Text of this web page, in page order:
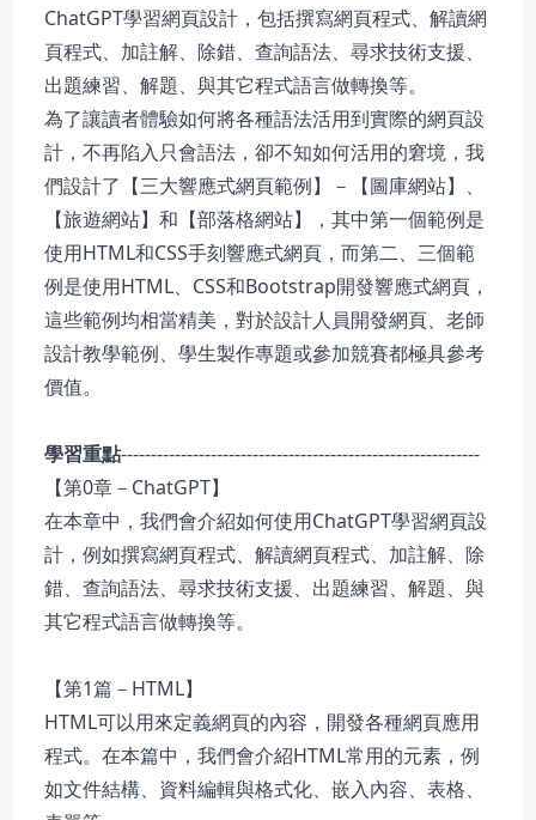
ChatGPT學習網頁設計，包括撰寫網頁程式、解讀網
頁程式、加註解、除錯、查詢語法、尋求技術支援、
出題練習、解題、與其它程式語言做轉換等。
為了讓讀者體驗如何將各種語法活用到實際的網頁設
計，不再陷入只會語法，卻不知如何活用的窘境，我
們設計了【三大響應式網頁範例】－【圖庫網站】、
【旅遊網站】和【部落格網站】，其中第一個範例是
使用HTML和CSS手刻響應式網頁，而第二、三個範
例是使用HTML、CSS和Bootstrap開發響應式網頁，
這些範例均相當精美，對於設計人員開發網頁、老師
設計教學範例、學生製作專題或參加競賽都極具參考
價值。
學習重點------------------------------------------------------------
【第0章－ChatGPT】
在本章中，我們會介紹如何使用ChatGPT學習網頁設
計，例如撰寫網頁程式、解讀網頁程式、加註解、除
錯、查詢語法、尋求技術支援、出題練習、解題、與
其它程式語言做轉換等。
【第1篇－HTML】
HTML可以用來定義網頁的內容，開發各種網頁應用
程式。在本篇中，我們會介紹HTML常用的元素，例
如文件結構、資料編輯與格式化、嵌入內容、表格、